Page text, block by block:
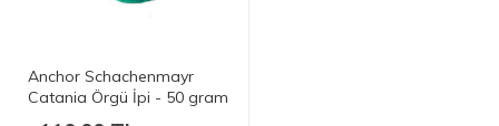
Anchor Schachenmayr
Catania Örgü İpi - 50 gram